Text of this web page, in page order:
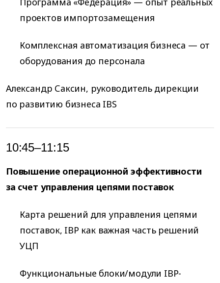
проектов импортозамещения
Комплексная автоматизация бизнеса — от
оборудования до персонала
Александр Саксин, руководитель дирекции
по развитию бизнеса IBS
10:45–11:15
Повышение операционной эффективности
за счет управления цепями поставок
Карта решений для управления цепями
поставок, IBP как важная часть решений
УЦП
Функциональные блоки/модули IBP-